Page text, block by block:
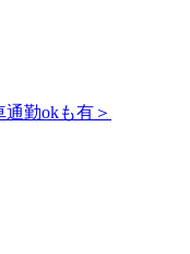
勤okも有＞